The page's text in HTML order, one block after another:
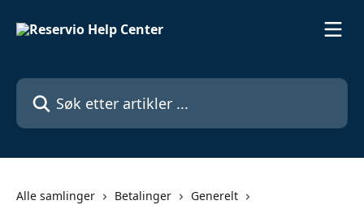
Søk etter artikler ...
Alle samlinger Betalinger
Generelt